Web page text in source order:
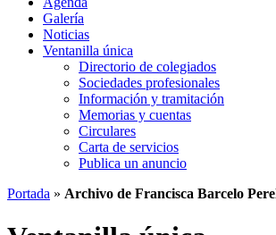
Galería
Noticias
Ventanilla única
Directorio de colegiados
Sociedades profesionales
Información y tramitación
Memorias y cuentas
Circulares
Carta de servicios
Publica un anuncio
Portada » Archivo de Francisca Barcelo